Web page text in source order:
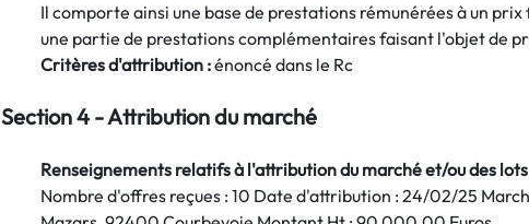
Il comporte ainsi une base de prestations rémunérées à un
une partie de prestations complémentaires faisant l'objet de
Critères d'attribution :énoncé dans le Rc
Section 4 - Attribution du marché
Renseignements relatifs à l'attribution du marché et/ou des
Nombre d'offres reçues : 10 Date d'attribution : 24/02/25